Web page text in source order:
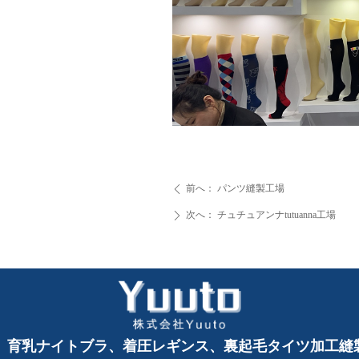
ꄴ 前へ： パンツ縫製工場
ꄲ 次へ： チュチュアンナtutuanna工場
育乳ナイトブラ、着圧レギンス、裏起毛タイツ加工縫